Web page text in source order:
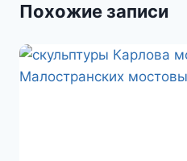
n
k
ь
Похожие записи